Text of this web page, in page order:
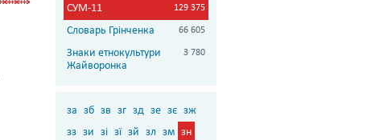
СУМ-11 129 375
Словарь Грінченка 66 605
Знаки етнокультури
Жайворонка
3 780
за зб зв зг зд зе зє зж
зз зи зі зї зй зл зм зн